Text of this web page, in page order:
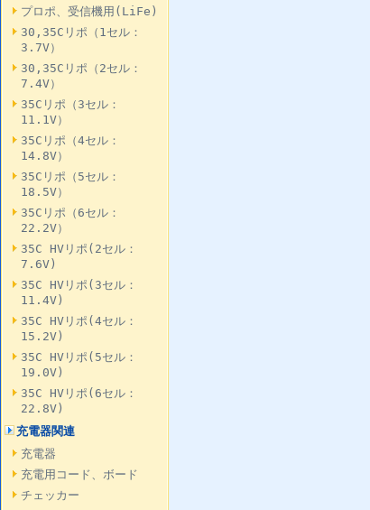
プロポ、受信機用(LiFe)
30,35Cリポ（1セル：
3.7V）
30,35Cリポ（2セル：
7.4V）
35Cリポ（3セル：
11.1V）
35Cリポ（4セル：
14.8V）
35Cリポ（5セル：
18.5V）
35Cリポ（6セル：
22.2V）
35C HVリポ(2セル：
7.6V)
35C HVリポ(3セル：
11.4V)
35C HVリポ(4セル：
15.2V)
35C HVリポ(5セル：
19.0V)
35C HVリポ(6セル：
22.8V)
充電器関連
充電器
充電用コード、ボード
チェッカー